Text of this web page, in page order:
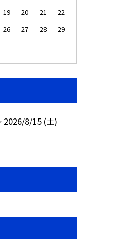
19 20 21
22
26 27 28
29
2026/8/15 (土)